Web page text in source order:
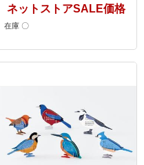
ネットストアSALE価格
在庫 〇